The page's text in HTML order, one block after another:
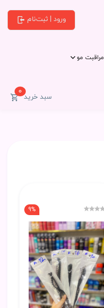
ورود | ثبت‌نام
مراقبت مو
سبد خرید0
9%